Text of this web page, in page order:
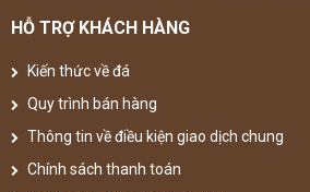
HỖ TRỢ KHÁCH HÀNG
Kiến thức về đá
Quy trình bán hàng
Thông tin về điều kiện giao dịch chung
Chính sách thanh toán